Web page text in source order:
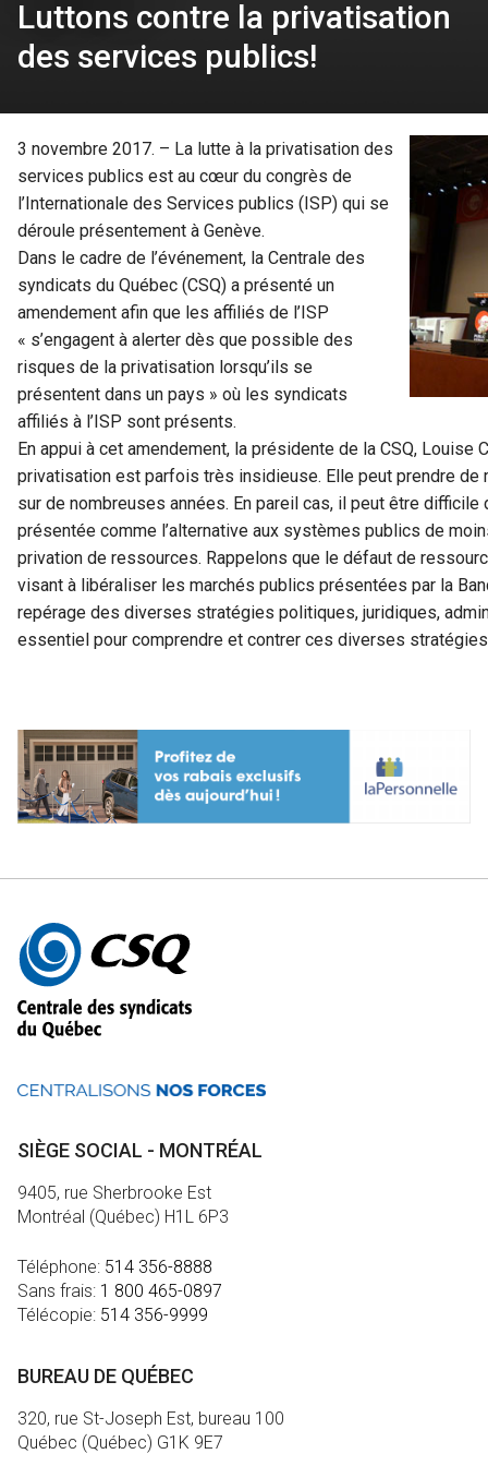
Luttons contre la privatisation
des services publics!
3 novembre 2017. – La lutte à la privatisation des
services publics est au cœur du congrès de
l’Internationale des Services publics (ISP) qui se
déroule présentement à Genève.
Dans le cadre de l’événement, la Centrale des
syndicats du Québec (CSQ) a présenté un
amendement afin que les affiliés de l’ISP
« s’engagent à alerter dès que possible des
risques de la privatisation lorsqu’ils se
présentent dans un pays » où les syndicats
affiliés à l’ISP sont présents.
En appui à cet amendement, la présidente de la CSQ, Louise
privatisation est parfois très insidieuse. Elle peut prendre de
sur de nombreuses années. En pareil cas, il peut être difficile
présentée comme l’alternative aux systèmes publics de
privation de ressources. Rappelons que le défaut de
visant à libéraliser les marchés publics présentées par la
repérage des diverses stratégies politiques, juridiques,
essentiel pour comprendre et contrer ces diverses
Autres
informations
SIÈGE SOCIAL - MONTRÉAL
9405, rue Sherbrooke Est
Montréal (Québec) H1L 6P3
Téléphone: 514 356-8888
Sans frais: 1 800 465-0897
Télécopie: 514 356-9999
BUREAU DE QUÉBEC
320, rue St-Joseph Est, bureau 100
Québec (Québec) G1K 9E7